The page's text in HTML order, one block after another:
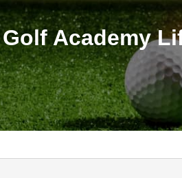
Academy